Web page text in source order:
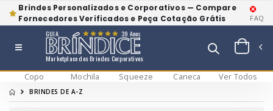
Brindes Personalizados e Corporativos — Compare
Fornecedores Verificados e Peça Cotação Grátis
FAQ
Marketplace dos Brindes Corporativos
GUIA 39 Anos
Copo Mochila Squeeze Caneca Ver Todos
BRINDES DE A-Z